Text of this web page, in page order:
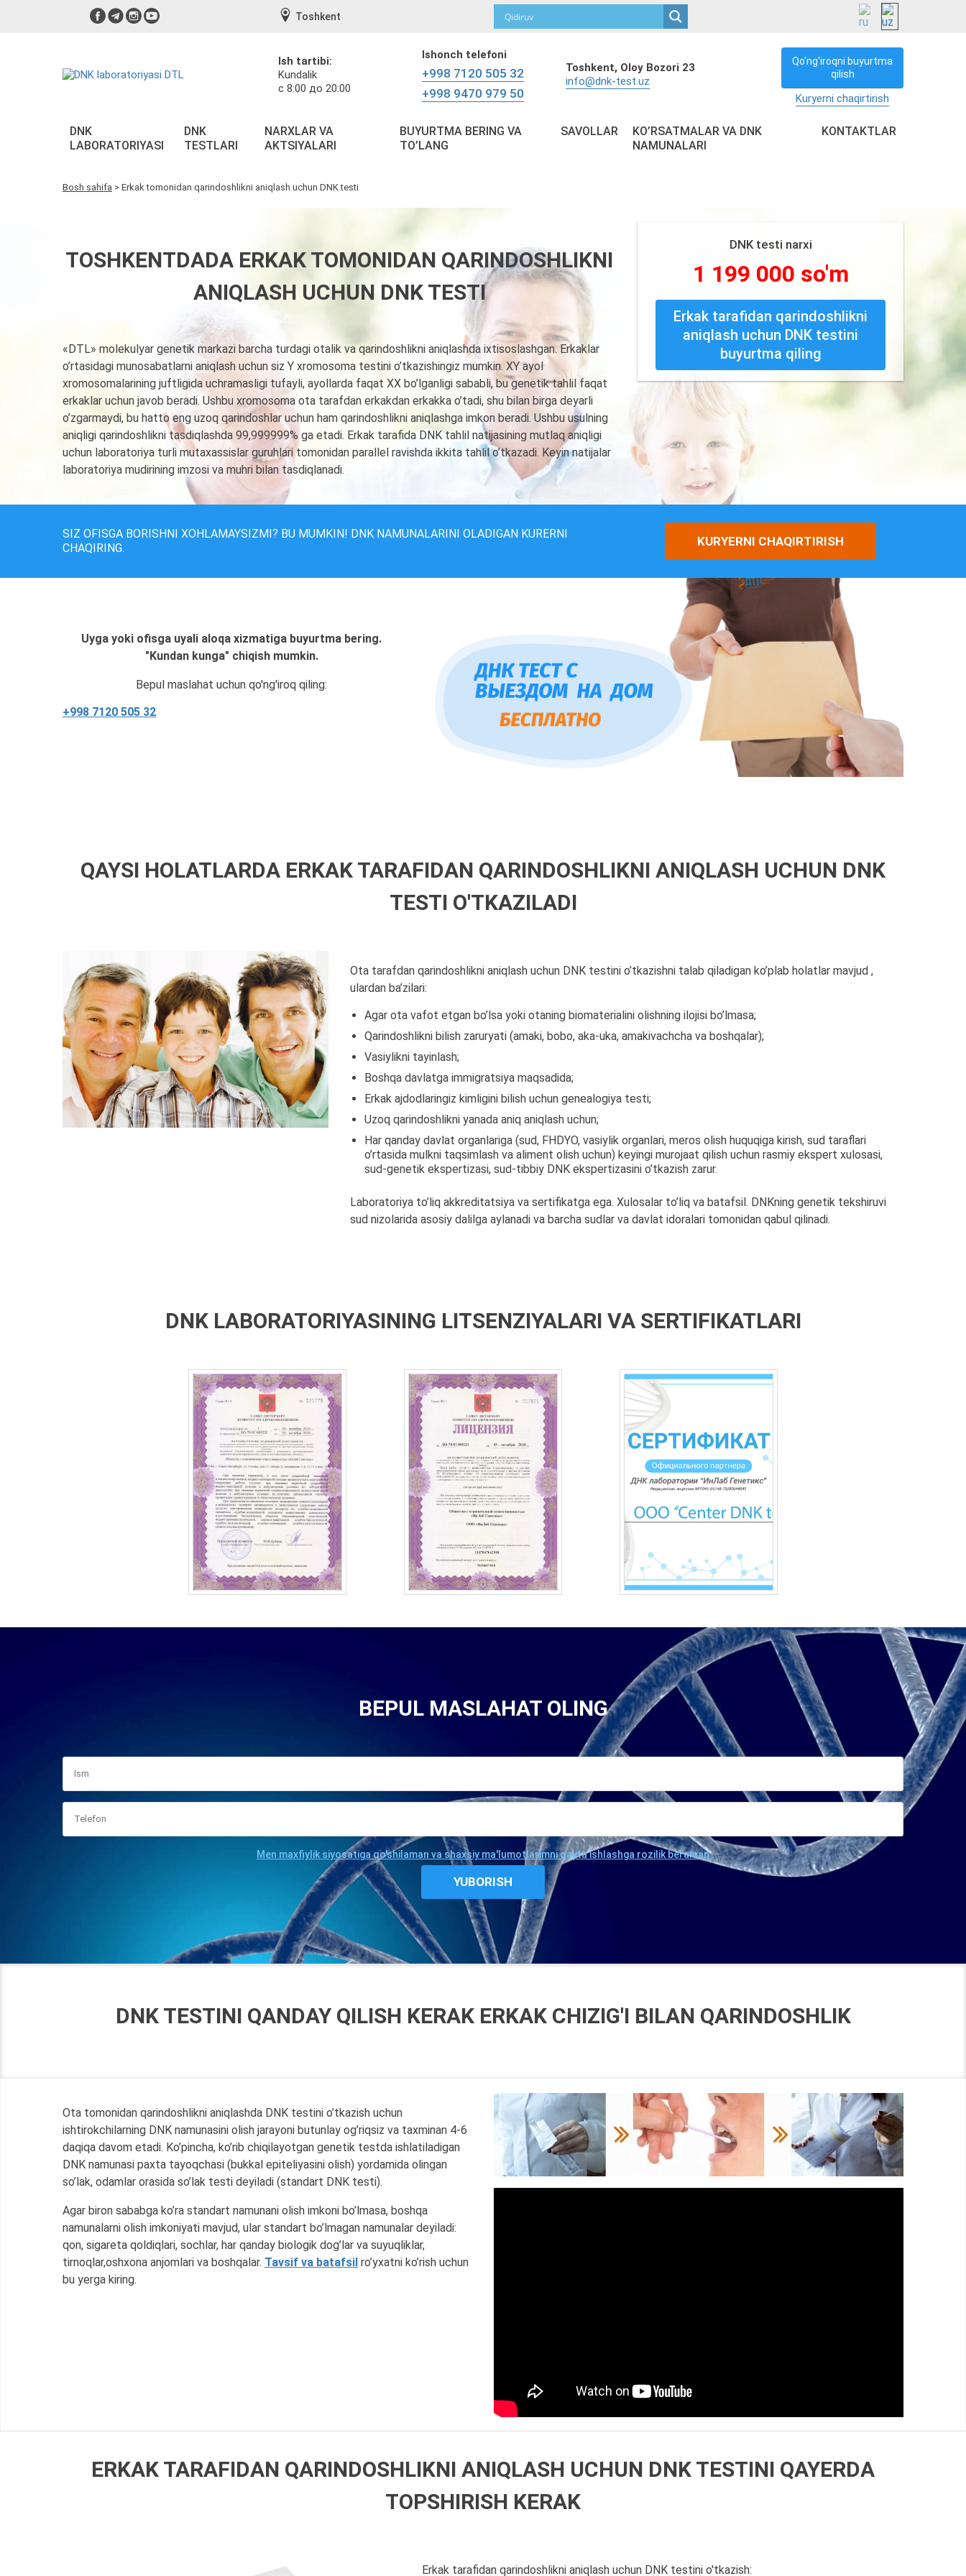
Toshkent
Ish tartibi:
Kundalik
с 8:00 до 20:00
Ishonch telefoni
+998 7120 505 32
+998 9470 979 50
Toshkent, Oloy Bozori 23
info@dnk-test.uz
Qo'ng'iroqni buyurtma
qilish
Kuryerni chaqirtirish
DNK
LABORATORIYASI
DNK
TESTLARI
NARXLAR VA
AKTSIYALARI
BUYURTMA BERING VA
TO’LANG
SAVOLLAR
KO’RSATMALAR VA DNK
NAMUNALARI
KONTAKTLAR
Bosh sahifa > Erkak tomonidan qarindoshlikni aniqlash uchun DNK testi
TOSHKENTDADA ERKAK TOMONIDAN QARINDOSHLIKNI
ANIQLASH UCHUN DNK TESTI
«DTL» molekulyar genetik markazi barcha turdagi otalik va qarindoshlikni aniqlashda ixtisoslashgan. Erkaklar
o’rtasidagi munosabatlarni aniqlash uchun siz Y xromosoma testini o’tkazishingiz mumkin. XY ayol
xromosomalarining juftligida uchramasligi tufayli, ayollarda faqat XX bo’lganligi sababli, bu genetik tahlil faqat
erkaklar uchun javob beradi. Ushbu xromosoma ota tarafdan erkakdan erkakka o’tadi, shu bilan birga deyarli
o’zgarmaydi, bu hatto eng uzoq qarindoshlar uchun ham qarindoshlikni aniqlashga imkon beradi. Ushbu usulning
aniqligi qarindoshlikni tasdiqlashda 99,999999% ga etadi. Erkak tarafida DNK tahlil natijasining mutlaq aniqligi
uchun laboratoriya turli mutaxassislar guruhlari tomonidan parallel ravishda ikkita tahlil o’tkazadi. Keyin natijalar
laboratoriya mudirining imzosi va muhri bilan tasdiqlanadi.
DNK testi narxi
1 199 000 so'm
Erkak tarafidan qarindoshlikni
aniqlash uchun DNK testini
buyurtma qiling
SIZ OFISGA BORISHNI XOHLAMAYSIZMI? BU MUMKIN! DNK NAMUNALARINI OLADIGAN KURERNI
CHAQIRING.
KURYERNI CHAQIRTIRISH
Uyga yoki ofisga uyali aloqa xizmatiga buyurtma bering.
"Kundan kunga" chiqish mumkin.
Bepul maslahat uchun qo'ng'iroq qiling:
+998 7120 505 32
QAYSI HOLATLARDA ERKAK TARAFIDAN QARINDOSHLIKNI ANIQLASH UCHUN DNK
TESTI O'TKAZILADI
Ota tarafdan qarindoshlikni aniqlash uchun DNK testini o’tkazishni talab qiladigan ko’plab holatlar mavjud ,
ulardan ba’zilari:
Agar ota vafot etgan bo’lsa yoki otaning biomaterialini olishning ilojisi bo’lmasa;
Qarindoshlikni bilish zaruryati (amaki, bobo, aka-uka, amakivachcha va boshqalar);
Vasiylikni tayinlash;
Boshqa davlatga immigratsiya maqsadida;
Erkak ajdodlaringiz kimligini bilish uchun genealogiya testi;
Uzoq qarindoshlikni yanada aniq aniqlash uchun;
Har qanday davlat organlariga (sud, FHDYO, vasiylik organlari, meros olish huquqiga kirish, sud taraflari
o’rtasida mulkni taqsimlash va aliment olish uchun) keyingi murojaat qilish uchun rasmiy ekspert xulosasi,
sud-genetik ekspertizasi, sud-tibbiy DNK ekspertizasini o’tkazish zarur.
Laboratoriya to’liq akkreditatsiya va sertifikatga ega. Xulosalar to’liq va batafsil. DNKning genetik tekshiruvi
sud nizolarida asosiy dalilga aylanadi va barcha sudlar va davlat idoralari tomonidan qabul qilinadi.
DNK LABORATORIYASINING LITSENZIYALARI VA SERTIFIKATLARI
BEPUL MASLAHAT OLING
Men maxfiylik siyosatiga qo'shilaman va shaxsiy ma'lumotlarimni qayta ishlashga rozilik beraman
DNK TESTINI QANDAY QILISH KERAK ERKAK CHIZIG'I BILAN QARINDOSHLIK
Ota tomonidan qarindoshlikni aniqlashda DNK testini o’tkazish uchun
ishtirokchilarning DNK namunasini olish jarayoni butunlay og’riqsiz va taxminan 4-6
daqiqa davom etadi. Ko’pincha, ko’rib chiqilayotgan genetik testda ishlatiladigan
DNK namunasi paxta tayoqchasi (bukkal epiteliyasini olish) yordamida olingan
so’lak, odamlar orasida so’lak testi deyiladi (standart DNK testi).
Agar biron sababga ko’ra standart namunani olish imkoni bo’lmasa, boshqa
namunalarni olish imkoniyati mavjud, ular standart bo’lmagan namunalar deyiladi:
qon, sigareta qoldiqlari, sochlar, har qanday biologik dog’lar va suyuqliklar,
tirnoqlar,oshxona anjomlari va boshqalar. Tavsif va batafsil ro’yxatni ko’rish uchun
bu yerga kiring.
ERKAK TARAFIDAN QARINDOSHLIKNI ANIQLASH UCHUN DNK TESTINI QAYERDA
TOPSHIRISH KERAK
Erkak tarafidan qarindoshlikni aniqlash uchun DNK testini o'tkazish: